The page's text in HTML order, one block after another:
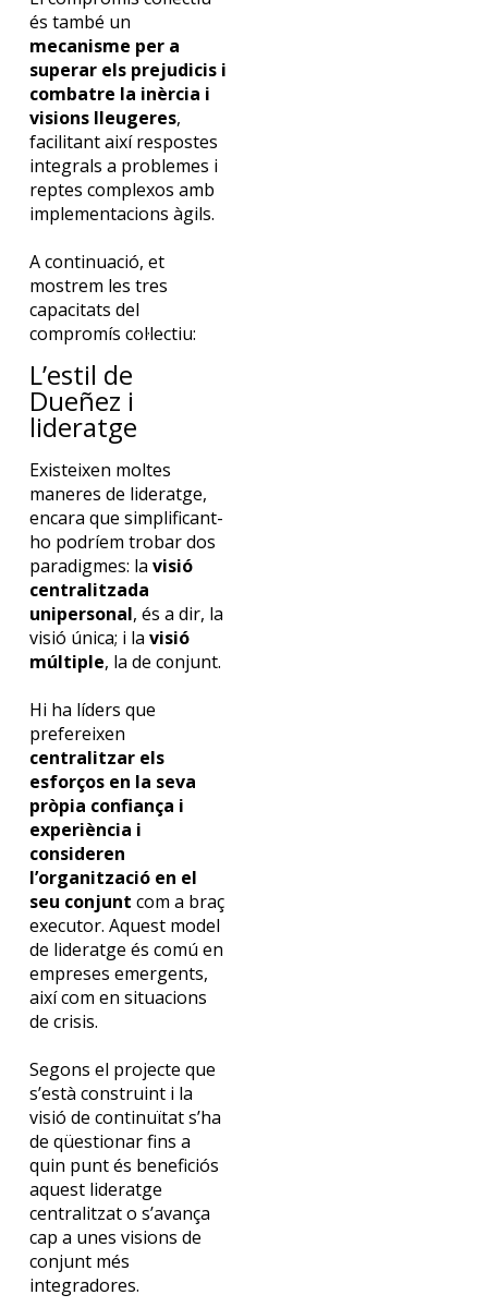
és també un
mecanisme per a
superar els prejudicis i
combatre la inèrcia i
visions lleugeres,
facilitant així respostes
integrals a problemes i
reptes complexos amb
implementacions àgils.
A continuació, et
mostrem les tres
capacitats del
compromís col·lectiu:
L’estil de
Dueñez i
lideratge
Existeixen moltes
maneres de lideratge,
encara que simplificant-
ho podríem trobar dos
paradigmes: la visió
centralitzada
unipersonal, és a dir, la
visió única; i la visió
múltiple, la de conjunt.
Hi ha líders que
prefereixen
centralitzar els
esforços en la seva
pròpia confiança i
experiència i
consideren
l’organització en el
seu conjunt com a braç
executor. Aquest model
de lideratge és comú en
empreses emergents,
així com en situacions
de crisis.
Segons el projecte que
s’està construint i la
visió de continuïtat s’ha
de qüestionar fins a
quin punt és beneficiós
aquest lideratge
centralitzat o s’avança
cap a unes visions de
conjunt més
integradores.